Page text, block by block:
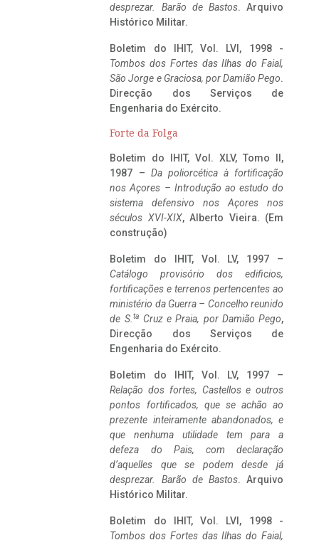
desprezar. Barão de Bastos. Arquivo
Histórico Militar.
Boletim do IHIT, Vol. LVI, 1998 -
Tombos dos Fortes das Ilhas do Faial,
São Jorge e Graciosa, por Damião Pego.
Direcção dos Serviços de
Engenharia do Exército.
Forte da Folga
Boletim do IHIT, Vol. XLV, Tomo II,
1987 – Da poliorcética à fortificação
nos Açores – Introdução ao estudo do
sistema defensivo nos Açores nos
séculos XVI-XIX, Alberto Vieira. (Em
construção)
Boletim do IHIT, Vol. LV, 1997 –
Catálogo provisório dos edificios,
fortificações e terrenos pertencentes ao
ministério da Guerra – Concelho reunido
de S. ta Cruz e Praia, por Damião Pego,
Direcção dos Serviços de
Engenharia do Exército.
Boletim do IHIT, Vol. LV, 1997 –
Relação dos fortes, Castellos e outros
pontos fortificados, que se achão ao
prezente inteiramente abandonados, e
que nenhuma utilidade tem para a
defeza do Pais, com declaração
d’aquelles que se podem desde já
desprezar. Barão de Bastos. Arquivo
Histórico Militar.
Boletim do IHIT, Vol. LVI, 1998 -
Tombos dos Fortes das Ilhas do Faial,